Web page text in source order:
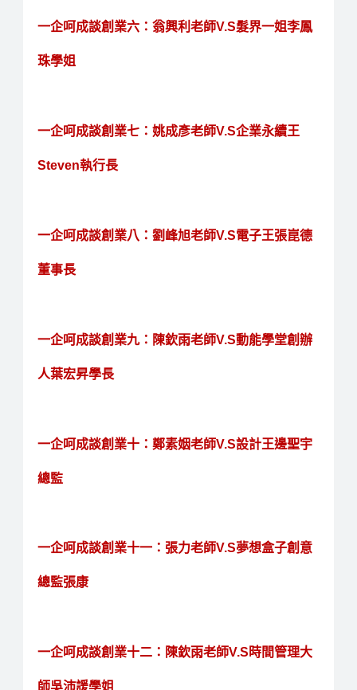
一企呵成談創業六：翁興利老師V.S髮界一姐李鳳
珠學姐
一企呵成談創業七：姚成彥老師V.S企業永續王
Steven執行長
一企呵成談創業八：劉峰旭老師V.S電子王張崑德
董事長
一企呵成談創業九：陳欽雨老師V.S動能學堂創辦
人葉宏昇學長
一企呵成談創業十：鄭素姻老師V.S設計王邊聖宇
總監
一企呵成談創業十一：張力老師V.S夢想盒子創意
總監張康
一企呵成談創業十二：陳欽雨老師V.S時間管理大
師吳沛諼學姐